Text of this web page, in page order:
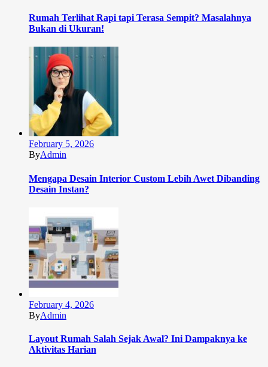
Rumah Terlihat Rapi tapi Terasa Sempit? Masalahnya
Bukan di Ukuran!
February 5, 2026
ByAdmin
Mengapa Desain Interior Custom Lebih Awet Dibanding
Desain Instan?
February 4, 2026
ByAdmin
Layout Rumah Salah Sejak Awal? Ini Dampaknya ke
Aktivitas Harian